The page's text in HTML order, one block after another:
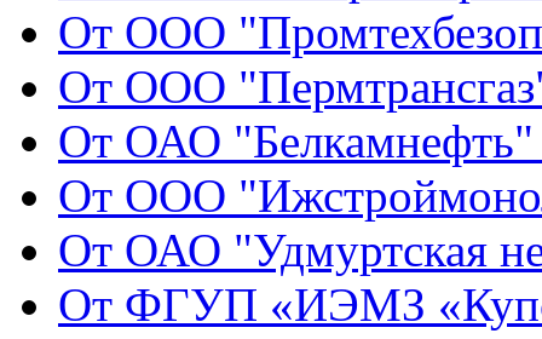
От ООО
От ООО
От ОАО "Белкамнефть"
От ООО
От ОАО "Удмуртская
От ФГУП «ИЭМЗ